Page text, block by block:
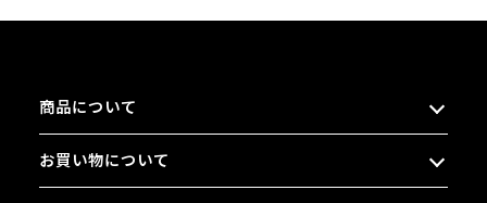
商品について
お買い物について